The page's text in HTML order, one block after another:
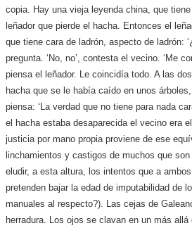
copia. Hay una vieja leyenda china, que
leñador que pierde el hacha. Entonces el
que tiene cara de ladrón, aspecto de ladrón:
pregunta. ‘No, no’, contesta el vecino. ‘Me
piensa el leñador. Le coincidía todo. A las
hacha que se le había caído en unos
piensa: ‘La verdad que no tiene para nada
el hacha estaba desaparecida el vecino era
justicia por mano propia proviene de ese
linchamientos y castigos de muchos que
eludir, a esta altura, los intentos que a
pretenden bajar la edad de imputabilidad de
manuales al respecto?). Las cejas de
herradura. Los ojos se clavan en un más